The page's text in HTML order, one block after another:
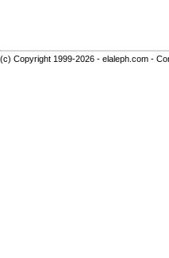
(c) Copyright 1999-2026 - elaleph.com -